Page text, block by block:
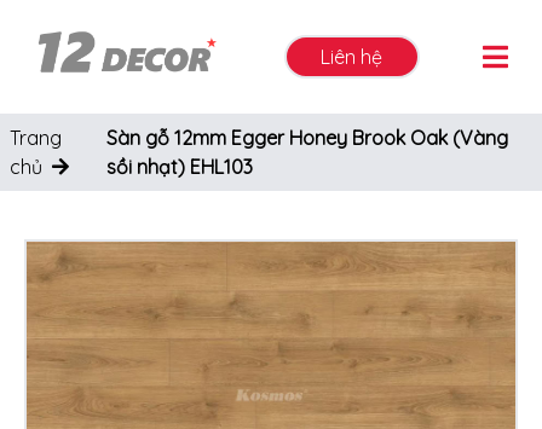
Liên hệ
Trang
chủ
Sàn gỗ 12mm Egger Honey Brook Oak (Vàng
sồi nhạt) EHL103